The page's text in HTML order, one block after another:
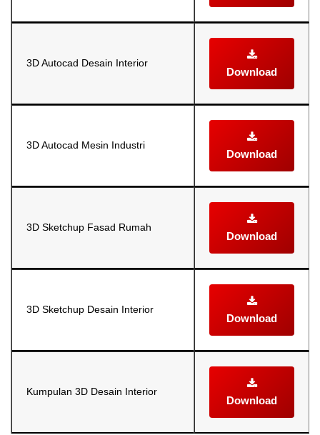
3D Autocad Desain Interior
Download
3D Autocad Mesin Industri
Download
3D Sketchup Fasad Rumah
Download
3D Sketchup Desain Interior
Download
Kumpulan 3D Desain Interior
Download